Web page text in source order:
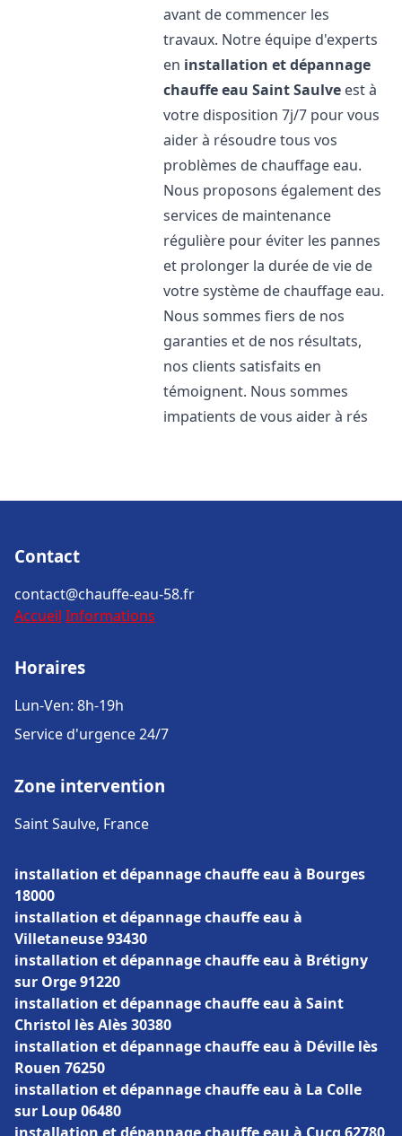
avant de commencer les
travaux. Notre équipe d'experts
en installation et dépannage
chauffe eau Saint Saulve est à
votre disposition 7j/7 pour vous
aider à résoudre tous vos
problèmes de chauffage eau.
Nous proposons également des
services de maintenance
régulière pour éviter les pannes
et prolonger la durée de vie de
votre système de chauffage eau.
Nous sommes fiers de nos
garanties et de nos résultats,
nos clients satisfaits en
témoignent. Nous sommes
impatients de vous aider à rés
Contact
contact@chauffe-eau-58.fr
Accueil Informations
Horaires
Lun-Ven: 8h-19h
Service d'urgence 24/7
Zone intervention
Saint Saulve, France
installation et dépannage chauffe eau à Bourges
18000
installation et dépannage chauffe eau à
Villetaneuse 93430
installation et dépannage chauffe eau à Brétigny
sur Orge 91220
installation et dépannage chauffe eau à Saint
Christol lès Alès 30380
installation et dépannage chauffe eau à Déville lès
Rouen 76250
installation et dépannage chauffe eau à La Colle
sur Loup 06480